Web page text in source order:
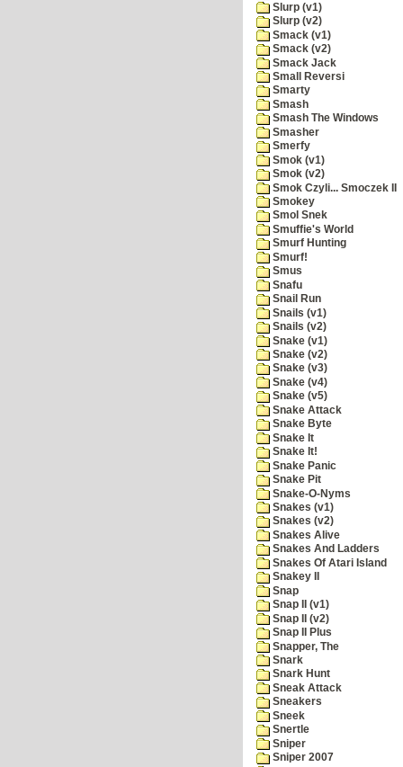
Slurp (v1)
Slurp (v2)
Smack (v1)
Smack (v2)
Smack Jack
Small Reversi
Smarty
Smash
Smash The Windows
Smasher
Smerfy
Smok (v1)
Smok (v2)
Smok Czyli... Smoczek II
Smokey
Smol Snek
Smuffie's World
Smurf Hunting
Smurf!
Smus
Snafu
Snail Run
Snails (v1)
Snails (v2)
Snake (v1)
Snake (v2)
Snake (v3)
Snake (v4)
Snake (v5)
Snake Attack
Snake Byte
Snake It
Snake It!
Snake Panic
Snake Pit
Snake-O-Nyms
Snakes (v1)
Snakes (v2)
Snakes Alive
Snakes And Ladders
Snakes Of Atari Island
Snakey II
Snap
Snap II (v1)
Snap II (v2)
Snap II Plus
Snapper, The
Snark
Snark Hunt
Sneak Attack
Sneakers
Sneek
Snertle
Sniper
Sniper 2007